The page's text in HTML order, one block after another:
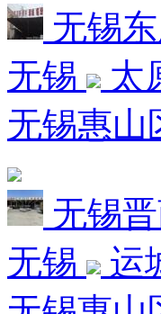
无锡
无锡
太
无锡惠山
无锡
无锡
运